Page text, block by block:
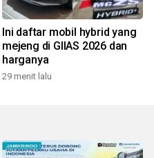
Ini daftar mobil hybrid yang
mejeng di GIIAS 2026 dan
harganya
29 menit lalu